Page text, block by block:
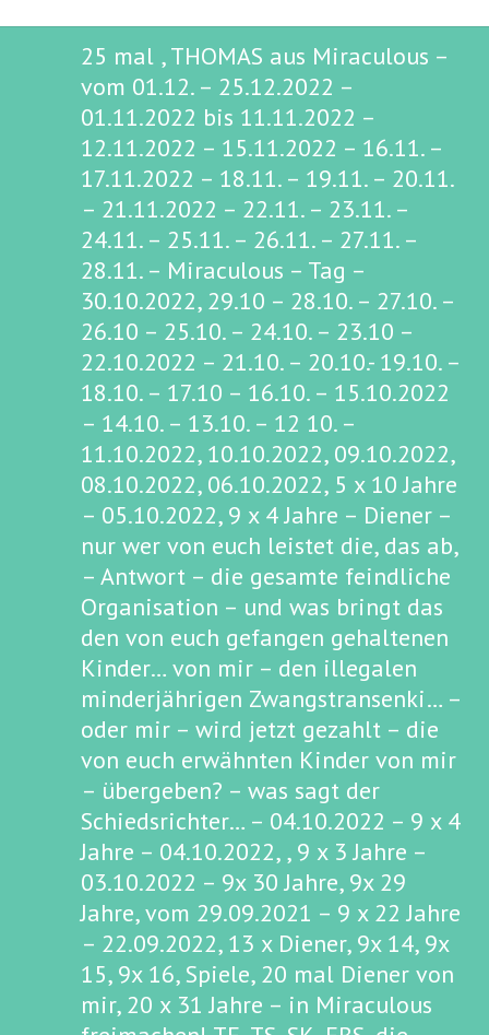
25 mal , THOMAS aus Miraculous –
vom 01.12. – 25.12.2022 –
01.11.2022 bis 11.11.2022 –
12.11.2022 – 15.11.2022 – 16.11. –
17.11.2022 – 18.11. – 19.11. – 20.11.
– 21.11.2022 – 22.11. – 23.11. –
24.11. – 25.11. – 26.11. – 27.11. –
28.11. – Miraculous – Tag –
30.10.2022, 29.10 – 28.10. – 27.10. –
26.10 – 25.10. – 24.10. – 23.10 –
22.10.2022 – 21.10. – 20.10.- 19.10. –
18.10. – 17.10 – 16.10. – 15.10.2022
– 14.10. – 13.10. – 12 10. –
11.10.2022, 10.10.2022, 09.10.2022,
08.10.2022, 06.10.2022, 5 x 10 Jahre
– 05.10.2022, 9 x 4 Jahre – Diener –
nur wer von euch leistet die, das ab,
– Antwort – die gesamte feindliche
Organisation – und was bringt das
den von euch gefangen gehaltenen
Kinder… von mir – den illegalen
minderjährigen Zwangstransenki… –
oder mir – wird jetzt gezahlt – die
von euch erwähnten Kinder von mir
– übergeben? – was sagt der
Schiedsrichter… – 04.10.2022 – 9 x 4
Jahre – 04.10.2022, , 9 x 3 Jahre –
03.10.2022 – 9x 30 Jahre, 9x 29
Jahre, vom 29.09.2021 – 9 x 22 Jahre
– 22.09.2022, 13 x Diener, 9x 14, 9x
15, 9x 16, Spiele, 20 mal Diener von
mir, 20 x 31 Jahre – in Miraculous